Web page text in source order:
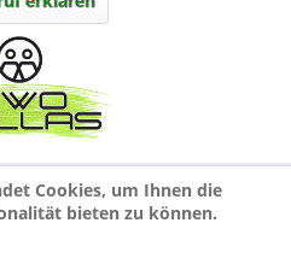
Cookies, um Ihnen die
bieten zu können.